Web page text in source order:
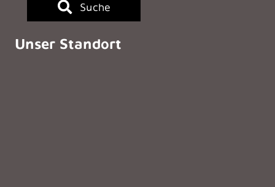
Suche
Unser Standort